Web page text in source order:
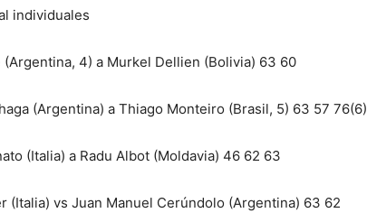
individuales
4) a Murkel Dellien (Bolivia) 63 60
(Argentina) a Thiago Monteiro (Brasil, 5) 63 57 76(6)
(Italia) a Radu Albot (Moldavia) 46 62 63
(Italia) vs Juan Manuel Cerúndolo (Argentina) 63 62